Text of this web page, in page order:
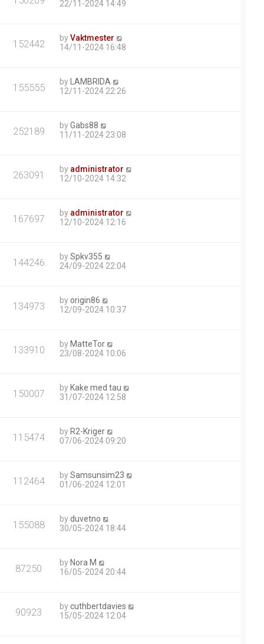
22/11-2024 14:49
152442 byVaktmester
14/11-2024 16:48
155555 by
LAMBRIDA
12/11-2024 22:26
252189 byGabs88
11/11-2024 23:08
263091 by administrator
12/10-2024 14:32
167697 by administrator
12/10-2024 12:16
144246 bySpkv355
24/09-2024 22:04
134973 byorigin86
12/09-2024 10:37
133910 by MatteTor
23/08-2024 10:06
150007 by Kake med tau
31/07-2024 12:58
115474 by R2-Kriger
07/06-2024 09:20
112464 bySamsunsim23
01/06-2024 12:01
155088 byduvetno
30/05-2024 18:44
87250 by Nora M
16/05-2024 20:44
90923 bycuthbertdavies
15/05-2024 12:04